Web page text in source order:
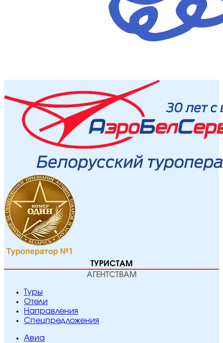
ТУРИСТАМ
АГЕНТСТВАМ
Туры
Отели
Направления
Спецпредложения
Авиа